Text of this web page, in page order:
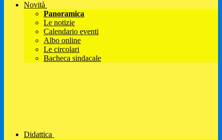
Novità
Panoramica
Le notizie
Calendario eventi
Albo online
Le circolari
Bacheca sindacale
Didattica